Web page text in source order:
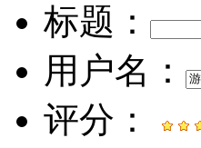
标题：
用户名：
评分：